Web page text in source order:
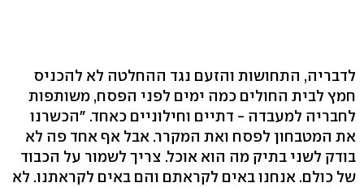
לדבריה, התחושות והזעם נגד ההחלטה לא להכניס
חמץ לבית החולים כמה ימים לפני הפסח, משותפות
לחבריה למעבדה - דתיים וחילוניים כאחד. "הכשרנו
את המטבחון לפסח ואת המקרר. אבל אף אחד פה לא
בודק לשני בתיק מה הוא אוכל. צריך לשמור על הכבוד
של כולם. אנחנו באים לקראתם והם באים לקראתנו. לא